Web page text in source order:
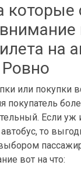
которые
на
или покупки
покупатель
Если уж
то
выбором
вот на что: